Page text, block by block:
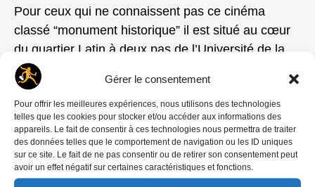
Gérer le consentement
Pour offrir les meilleures expériences, nous utilisons des technologies
telles que les cookies pour stocker et/ou accéder aux informations des
appareils. Le fait de consentir à ces technologies nous permettra de traiter
des données telles que le comportement de navigation ou les ID uniques
sur ce site. Le fait de ne pas consentir ou de retirer son consentement peut
avoir un effet négatif sur certaines caractéristiques et fonctions.
Pour ceux qui ne connaissent pas ce cinéma
classé “monument historique” il est situé au cœur
du quartier Latin à deux pas de l’Université de la
Sorbonne.
Rentrant d’Afrique, je ne sais rien de ce qui se
passe à Nanterre. Je ne sais rien de ce qui se
trame chez les jeunes dans les universités. A 16 h,
remettant à plus tard la suite des œuvres de
Godard, je décide de sortir… Immédiatement, je